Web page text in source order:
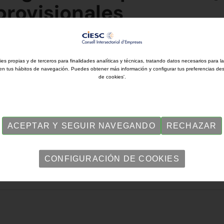
propias y de terceros para finalidades analíticas y técnicas, tratando datos necesarios para
tus hábitos de navegación. Puedes obtener más información y configurar tus preferencias
de cookies'.
ACEPTAR Y SEGUIR NAVEGANDO RECHAZAR
CONFIGURACIÓN DE COOKIES